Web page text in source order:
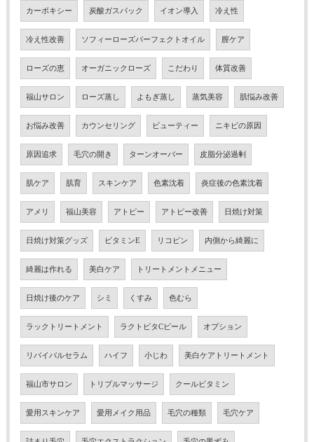
カーボキシー 炭酸ガスパック イオン導入 冷え性
冷え性改善 ソフィーローズパーフェクトオイル 膣ケア
ローズの恵 オーガニックローズ こだわり 体質改善
福山サロン ローズ蒸し よもぎ蒸し 蒸気美容 肌悩み改善
お悩み改善 カウンセリング ビューティー ニキビの原因
原因追求 毛穴の開き ターンオーバー 皮脂分泌過剰
肌ケア 肌育 スキンケア 色素沈着 炎症後の色素沈着
アメリ 福山美容 アトピー アトピー改善 日焼け対策
日焼け対策グッズ ビタミンE リコピン 内側から綺麗に
綺麗は作れる 美白ケア トリートメントメニュー
日焼け後のケア シミ くすみ 色むら
ラックトリートメント ラクトビタCピール オプション
リバイバルセラム ハイフ 小じわ 美白ケアトリートメント
福山市サロン トリプルマッサージ クールビタミン
愛用スキンケア 愛用メイク用品 毛穴の種類 毛穴ケア